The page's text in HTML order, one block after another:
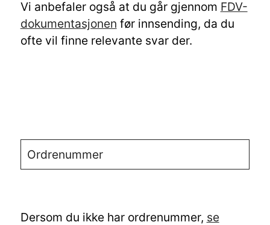
Vi anbefaler også at du går gjennom FDV-
dokumentasjonen før innsending, da du
ofte vil finne relevante svar der.
Dersom du ikke har ordrenummer, se